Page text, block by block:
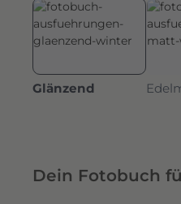
Glänzend
Dein Fotobuch